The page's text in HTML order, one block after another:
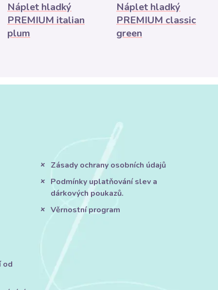
Náplet hladký
PREMIUM italian
plum
Náplet hladký
PREMIUM classic
green
od
Zásady ochrany osobních údajů
Podmínky uplatňování slev a
dárkových poukazů.
Věrnostní program